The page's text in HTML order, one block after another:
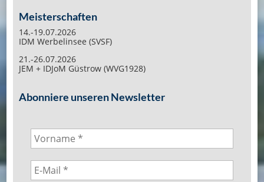
Meisterschaften
14.-19.07.2026
IDM Werbelinsee (SVSF)
21.-26.07.2026
JEM + IDJoM Güstrow (WVG1928)
Abonniere unseren Newsletter